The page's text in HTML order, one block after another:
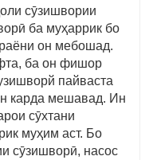
сӯзишвории
ба муҳаррик бо
он мебошад.
ба он фишор
пайваста
карда мешавад. Ин
сӯхтани
муҳим аст. Бо
сӯзишворӣ, насос